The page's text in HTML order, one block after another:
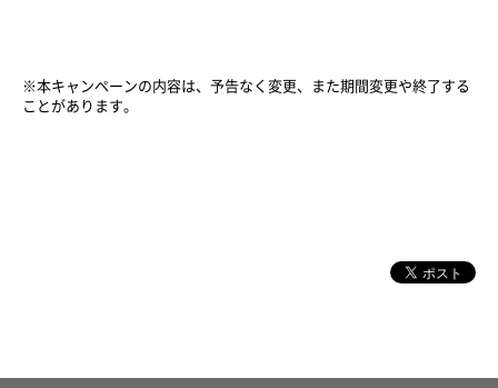
※本キャンペーンの内容は、予告なく変更、また期間変更や終了する
ことがあります。